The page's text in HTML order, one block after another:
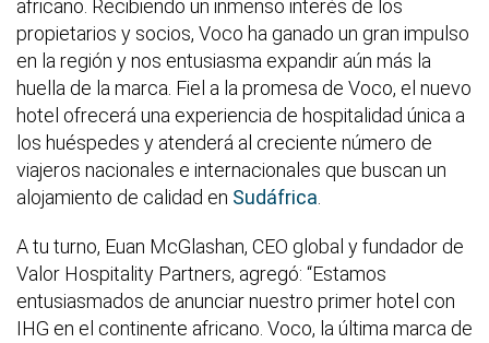
africano. Recibiendo un inmenso interés de los
propietarios y socios, Voco ha ganado un gran impulso
en la región y nos entusiasma expandir aún más la
huella de la marca. Fiel a la promesa de Voco, el nuevo
hotel ofrecerá una experiencia de hospitalidad única a
los huéspedes y atenderá al creciente número de
viajeros nacionales e internacionales que buscan un
alojamiento de calidad en Sudáfrica.
A tu turno, Euan McGlashan, CEO global y fundador de
Valor Hospitality Partners, agregó: “Estamos
entusiasmados de anunciar nuestro primer hotel con
IHG en el continente africano. Voco, la última marca de